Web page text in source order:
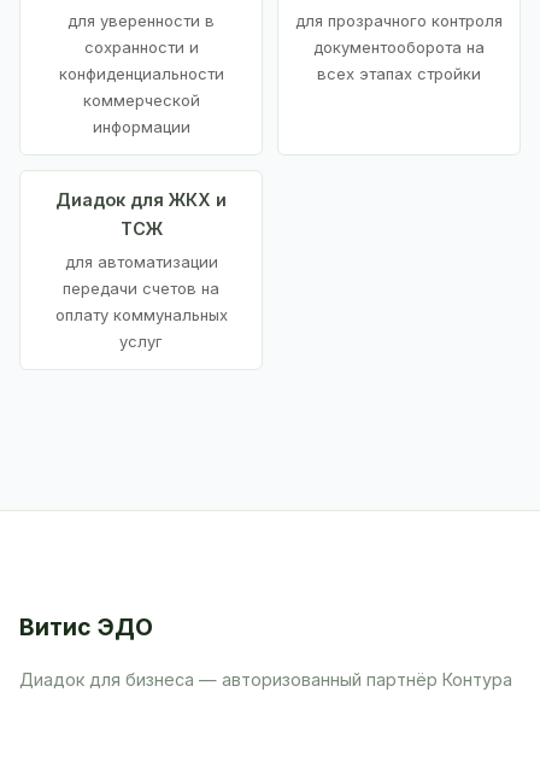
для уверенности в
сохранности и
конфиденциальности
коммерческой
информации
для прозрачного контроля
документооборота на
всех этапах стройки
Диадок для ЖКХ и
ТСЖ
для автоматизации
передачи счетов на
оплату коммунальных
услуг
Витис ЭДО
Диадок для бизнеса — авторизованный партнёр Контура